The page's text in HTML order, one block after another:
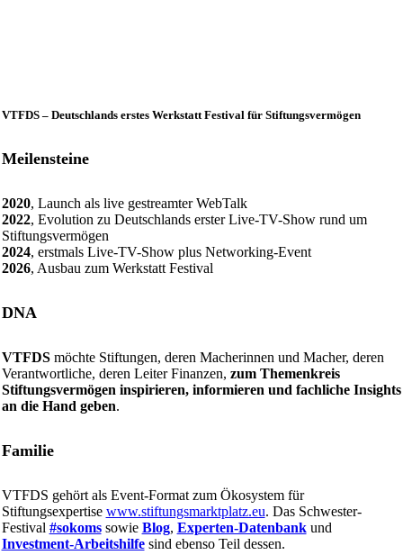
VTFDS – Deutschlands erstes Werkstatt Festival für Stiftungsvermögen
Meilensteine
2020, Launch als live gestreamter WebTalk
2022, Evolution zu Deutschlands erster Live-TV-Show rund um
Stiftungsvermögen
2024, erstmals Live-TV-Show plus Networking-Event
2026, Ausbau zum Werkstatt Festival
DNA
VTFDS möchte Stiftungen, deren Macherinnen und Macher, deren
Verantwortliche, deren Leiter Finanzen, zum Themenkreis
Stiftungsvermögen inspirieren, informieren und fachliche Insights
an die Hand geben.
Familie
VTFDS gehört als Event-Format zum Ökosystem für
Stiftungsexpertise www.stiftungsmarktplatz.eu. Das Schwester-
Festival #sokomssowie Blog, Experten-Datenbankund
Investment-Arbeitshilfesind ebenso Teil dessen.